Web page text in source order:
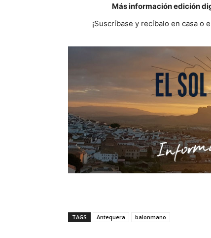
Más información edición
¡Suscríbase y recíbalo en casa o
TAGS Antequera balonmano